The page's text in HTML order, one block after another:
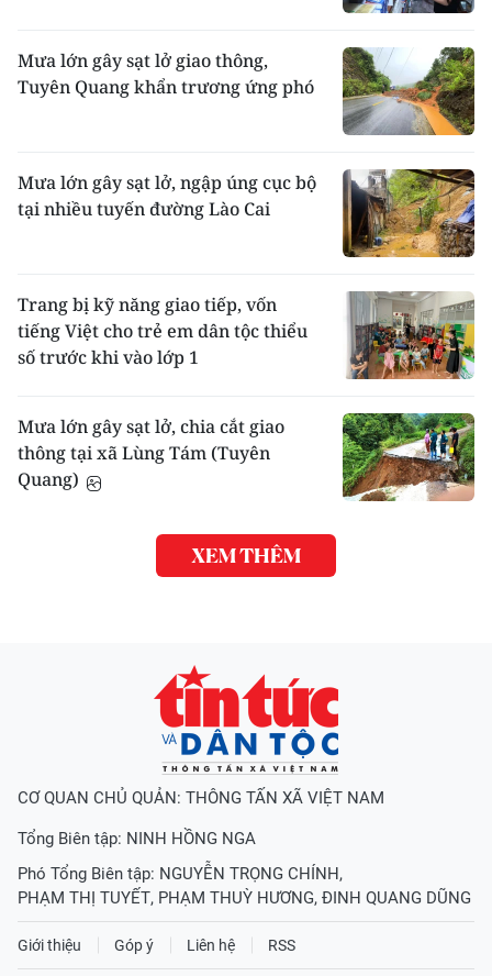
Mưa lớn gây sạt lở giao thông,
Tuyên Quang khẩn trương ứng phó
Mưa lớn gây sạt lở, ngập úng cục bộ
tại nhiều tuyến đường Lào Cai
Trang bị kỹ năng giao tiếp, vốn
tiếng Việt cho trẻ em dân tộc thiểu
số trước khi vào lớp 1
Mưa lớn gây sạt lở, chia cắt giao
thông tại xã Lùng Tám (Tuyên
Quang)
XEM THÊM
CƠ QUAN CHỦ QUẢN: THÔNG TẤN XÃ VIỆT NAM
Tổng Biên tập: NINH HỒNG NGA
Phó Tổng Biên tập: NGUYỄN TRỌNG CHÍNH,
PHẠM THỊ TUYẾT, PHẠM THUỲ HƯƠNG, ĐINH QUANG DŨNG
Giới thiệu Góp ý Liên hệ RSS